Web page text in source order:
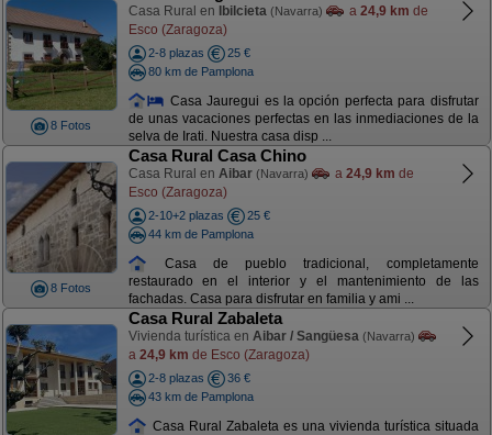
8 Fotos
Casa Rural en Ibilcieta (Navarra) a 24,9 km de
Esco (Zaragoza)
2-8 plazas
25 €
80 km de Pamplona
Casa Jauregui es la opción perfecta para disfrutar
de unas vacaciones perfectas en las inmediaciones de la
selva de Irati. Nuestra casa disp ...
8 Fotos
Casa Rural Casa Chino
Casa Rural en Aibar (Navarra) a 24,9 km de
Esco (Zaragoza)
2-10+2 plazas
25 €
44 km de Pamplona
Casa de pueblo tradicional, completamente
restaurado en el interior y el mantenimiento de las
fachadas. Casa para disfrutar en familia y ami ...
Casa Rural Zabaleta
Vivienda turística en Aibar / Sangüesa (Navarra)
a 24,9 km de Esco (Zaragoza)
2-8 plazas
36 €
43 km de Pamplona
Casa Rural Zabaleta es una vivienda turística situada